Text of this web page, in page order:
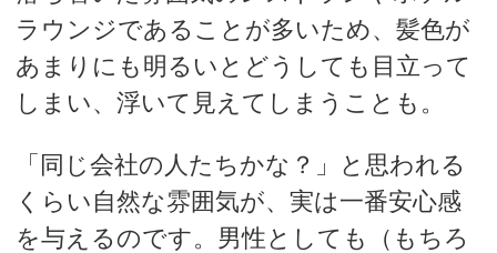
ラウンジであることが多いため、髪色が
あまりにも明るいとどうしても目立って
しまい、浮いて見えてしまうことも。
「同じ会社の人たちかな？」と思われる
くらい自然な雰囲気が、実は一番安心感
を与えるのです。男性としても（もちろ